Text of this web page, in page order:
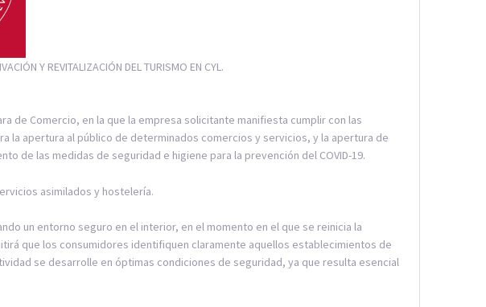
Y REVITALIZACIÓN DEL TURISMO EN CYL.
de Comercio, en la que la empresa solicitante manifiesta cumplir con las
la apertura al público de determinados comercios y servicios, y la apertura de
de las medidas de seguridad e higiene para la prevención del COVID-19.
asimilados y hostelería.
un entorno seguro en el interior, en el momento en el que se reinicia la
que los consumidores identifiquen claramente aquellos establecimientos de
se desarrolle en óptimas condiciones de seguridad, ya que resulta esencial